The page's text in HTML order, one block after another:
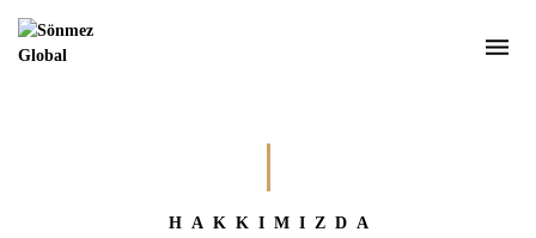
HAKKIMIZDA